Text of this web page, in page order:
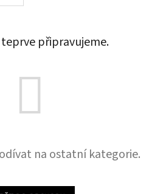
připravujeme.
na ostatní kategorie.